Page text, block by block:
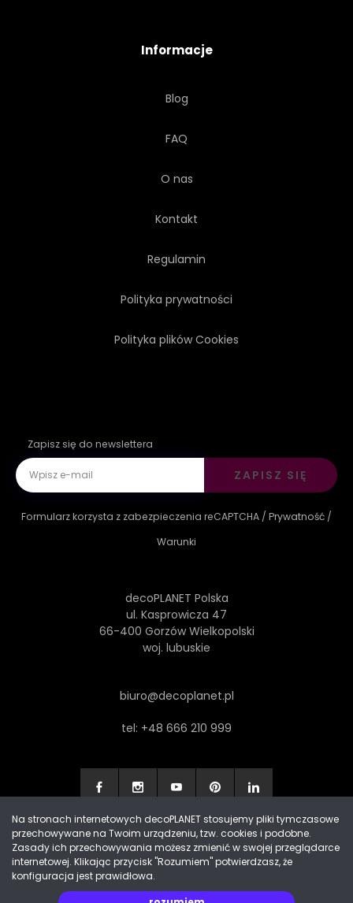
Informacje
Blog
FAQ
O nas
Kontakt
Regulamin
Polityka prywatności
Polityka plików Cookies
Zapisz się do newslettera
ZAPISZ SIĘ
Formularz korzysta z zabezpieczenia reCAPTCHA / Prywatność /
Warunki
decoPLANET Polska
ul. Kasprowicza 47
66-400 Gorzów Wielkopolski
woj. lubuskie
biuro@decoplanet.pl
tel: +48 666 210 999
Made with by Progres Media & decoPLANET
Na stronach internetowych decoPLANET stosujemy pliki tymczasowe
przechowywane na Twoim urządzeniu, tzw. cookies i podobne.
Zasady ich przechowywania możesz zmienić w swojej przeglądarce
internetowej. Klikając przycisk "Rozumiem" potwierdzasz, że
konfiguracja jest prawidłowa.